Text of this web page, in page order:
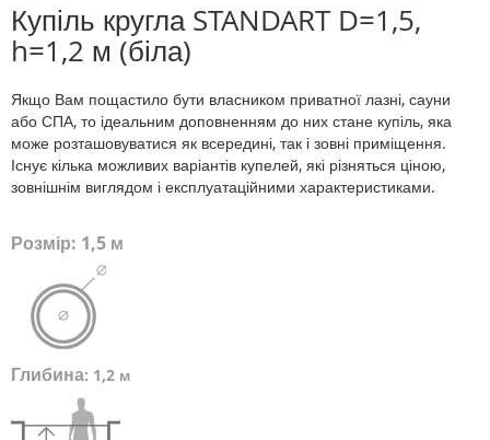
Купіль кругла STANDART D=1,5,
h=1,2 м (біла)
Якщо Вам пощастило бути власником приватної лазні, сауни
або СПА, то ідеальним доповненням до них стане купіль, яка
може розташовуватися як всередині, так і зовні приміщення.
Існує кілька можливих варіантів купелей, які різняться ціною,
зовнішнім виглядом і експлуатаційними характеристиками.
Розмір: 1,5 м
Глибина: 1,2 м